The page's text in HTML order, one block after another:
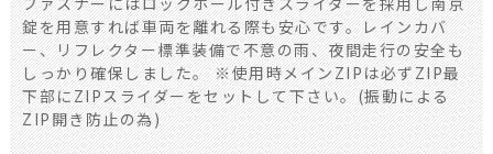
錠を用意すれば車両を離れる際も安心です。レインカバ
ー、リフレクター標準装備で不意の雨、夜間走行の安全も
しっかり確保しました。 ※使用時メインZIPは必ずZIP最
下部にZIPスライダーをセットして下さい。(振動による
ZIP開き防止の為)